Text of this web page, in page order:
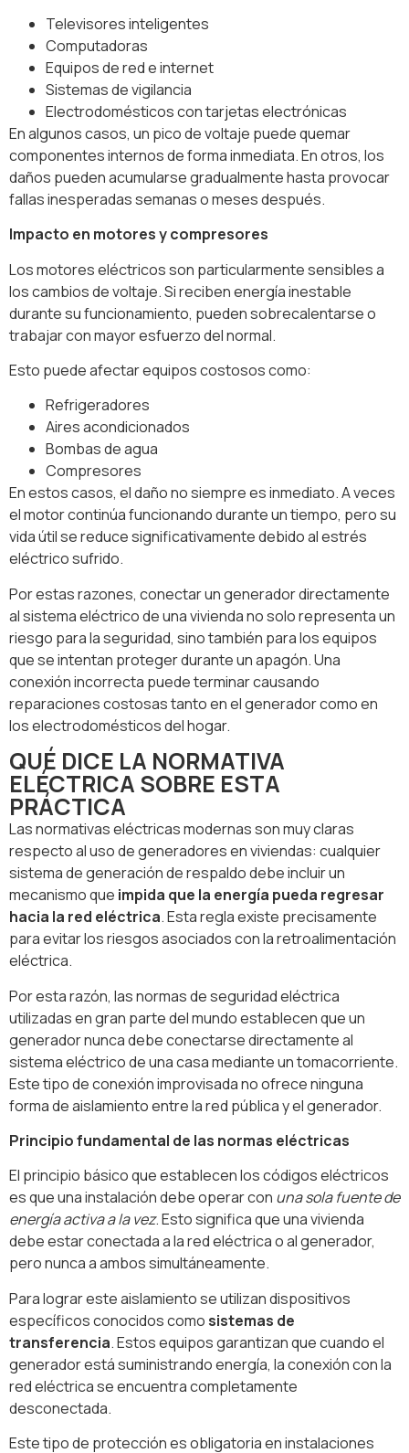
Televisores inteligentes
Computadoras
Equipos de red e internet
Sistemas de vigilancia
Electrodomésticos con tarjetas electrónicas
En algunos casos, un pico de voltaje puede quemar
componentes internos de forma inmediata. En otros, los
daños pueden acumularse gradualmente hasta provocar
fallas inesperadas semanas o meses después.
Impacto en motores y compresores
Los motores eléctricos son particularmente sensibles a
los cambios de voltaje. Si reciben energía inestable
durante su funcionamiento, pueden sobrecalentarse o
trabajar con mayor esfuerzo del normal.
Esto puede afectar equipos costosos como:
Refrigeradores
Aires acondicionados
Bombas de agua
Compresores
En estos casos, el daño no siempre es inmediato. A veces
el motor continúa funcionando durante un tiempo, pero su
vida útil se reduce significativamente debido al estrés
eléctrico sufrido.
Por estas razones, conectar un generador directamente
al sistema eléctrico de una vivienda no solo representa un
riesgo para la seguridad, sino también para los equipos
que se intentan proteger durante un apagón. Una
conexión incorrecta puede terminar causando
reparaciones costosas tanto en el generador como en
los electrodomésticos del hogar.
QUÉ DICE LA NORMATIVA
ELÉCTRICA SOBRE ESTA
PRÁCTICA
Las normativas eléctricas modernas son muy claras
respecto al uso de generadores en viviendas: cualquier
sistema de generación de respaldo debe incluir un
mecanismo que impida que la energía pueda regresar
hacia la red eléctrica. Esta regla existe precisamente
para evitar los riesgos asociados con la retroalimentación
eléctrica.
Por esta razón, las normas de seguridad eléctrica
utilizadas en gran parte del mundo establecen que un
generador nunca debe conectarse directamente al
sistema eléctrico de una casa mediante un tomacorriente.
Este tipo de conexión improvisada no ofrece ninguna
forma de aislamiento entre la red pública y el generador.
Principio fundamental de las normas eléctricas
El principio básico que establecen los códigos eléctricos
es que una instalación debe operar con una sola fuente de
energía activa a la vez. Esto significa que una vivienda
debe estar conectada a la red eléctrica o al generador,
pero nunca a ambos simultáneamente.
Para lograr este aislamiento se utilizan dispositivos
específicos conocidos comosistemas de
transferencia. Estos equipos garantizan que cuando el
generador está suministrando energía, la conexión con la
red eléctrica se encuentra completamente
desconectada.
Este tipo de protección es obligatoria en instalaciones